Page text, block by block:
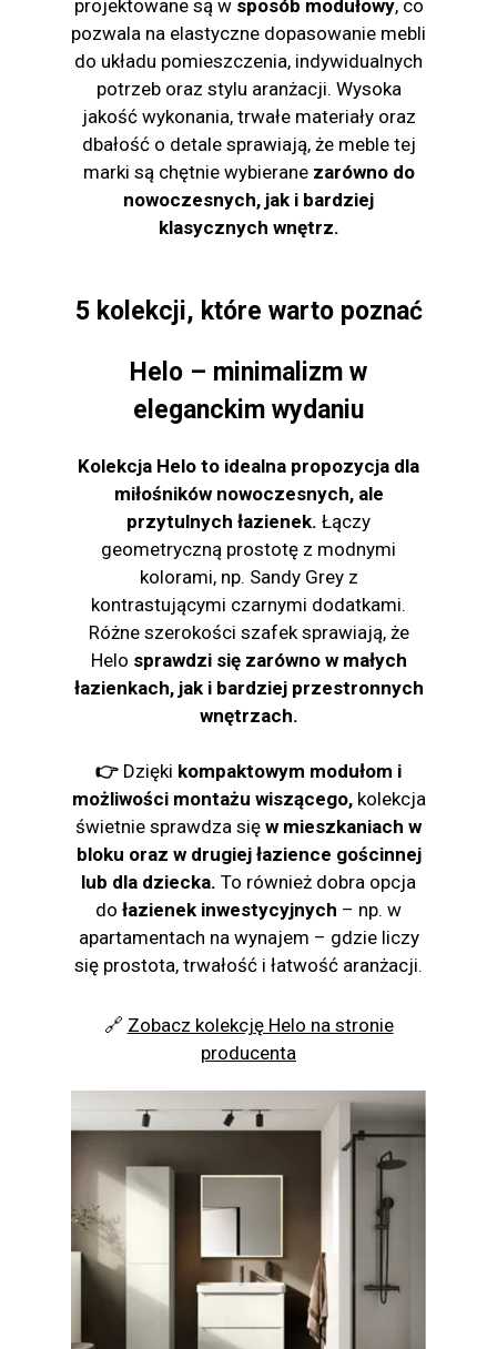
projektowane są w sposób modułowy, co
pozwala na elastyczne dopasowanie mebli
do układu pomieszczenia, indywidualnych
potrzeb oraz stylu aranżacji. Wysoka
jakość wykonania, trwałe materiały oraz
dbałość o detale sprawiają, że meble tej
marki są chętnie wybierane zarówno do
nowoczesnych, jak i bardziej
klasycznych wnętrz.
5 kolekcji, które warto poznać
Kolekcja Helo to idealna propozycja dla
miłośników nowoczesnych, ale
przytulnych łazienek. Łączy
geometryczną prostotę z modnymi
kolorami, np. Sandy Grey z
kontrastującymi czarnymi dodatkami.
Różne szerokości szafek sprawiają, że
Helo sprawdzi się zarówno w małych
łazienkach, jak i bardziej przestronnych
wnętrzach.
👉 Dzięki kompaktowym modułom i
możliwości montażu wiszącego,kolekcja
świetnie sprawdza się w mieszkaniach w
bloku oraz w drugiej łazience gościnnej
lub dla dziecka. To również dobra opcja
do łazienek inwestycyjnych – np. w
apartamentach na wynajem – gdzie liczy
się prostota, trwałość i łatwość aranżacji.
Helo – minimalizm w
eleganckim wydaniu
🔗 Zobacz kolekcję Helo na stronie
producenta